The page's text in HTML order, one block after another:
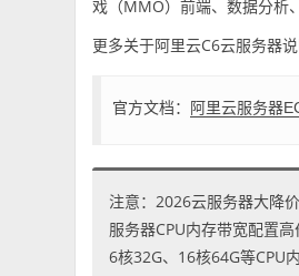
戏（MMO）前端、数据分析
更多关于阿里云C6云服务器
官方文档： 阿里云服务器
注意：2026云服务器大降
服务器CPU内存带宽配置
6核32G、16核64G等CPU